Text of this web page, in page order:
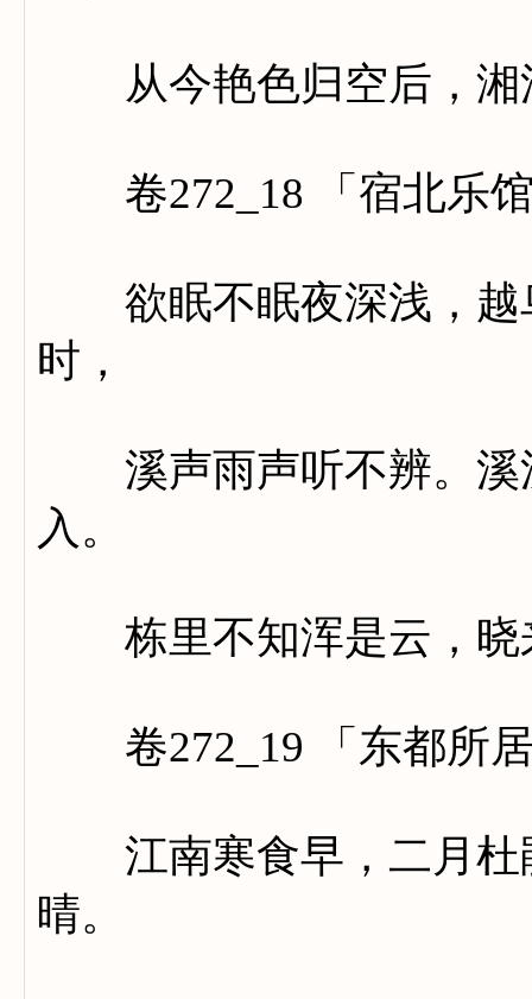
从今艳色归空后，湘
卷272_18 「宿北乐
欲眠不眠夜深浅，越
时，
溪声雨声听不辨。溪
入。
栋里不知浑是云，晓
卷272_19 「东都所居
江南寒食早，二月杜
晴。